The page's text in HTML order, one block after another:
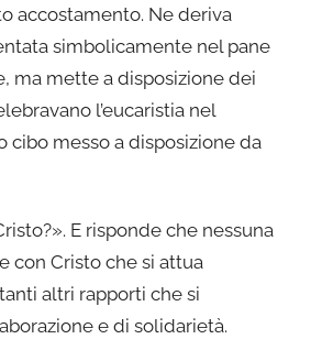
accostamento. Ne deriva
simbolicamente nel pane
ma mette a disposizione dei
l’eucaristia nel
messo a disposizione da
E risponde che nessuna
con Cristo che si attua
altri rapporti che si
e di solidarietà.